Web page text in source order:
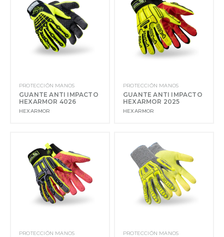
PROTECCIÓN MANOS
GUANTE ANTI IMPACTO
HEXARMOR 4026
HEXARMOR
PROTECCIÓN MANOS
GUANTE ANTI IMPACTO
HEXARMOR 2025
HEXARMOR
PROTECCIÓN MANOS PROTECCIÓN MANOS